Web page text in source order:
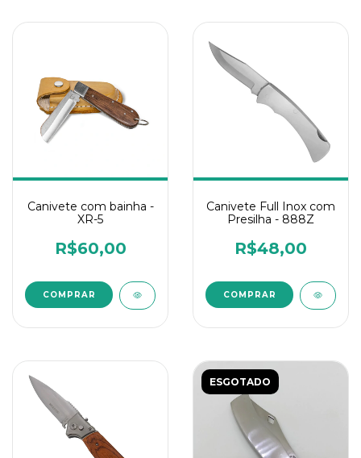
Canivete com bainha -
XR-5
R$60,00
Canivete Full Inox com
Presilha - 888Z
R$48,00
ESGOTADO